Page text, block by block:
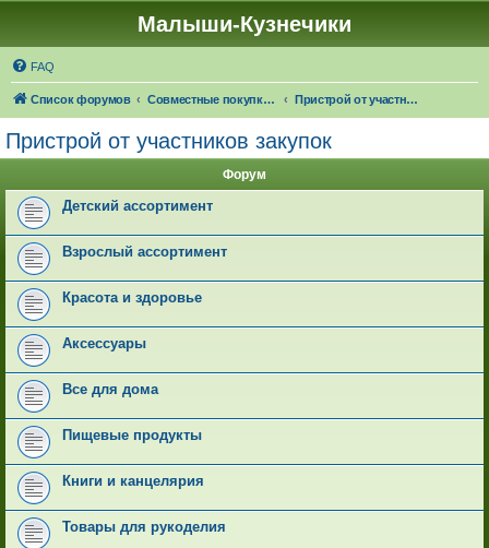
Малыши-Кузнечики
FAQ
Список форумов Совместные покупки "Малыши-Кузнечики" Пристрой от участников закупок
Пристрой от участников закупок
Форум
Детский ассортимент
Взрослый ассортимент
Красота и здоровье
Аксессуары
Все для дома
Пищевые продукты
Книги и канцелярия
Товары для рукоделия